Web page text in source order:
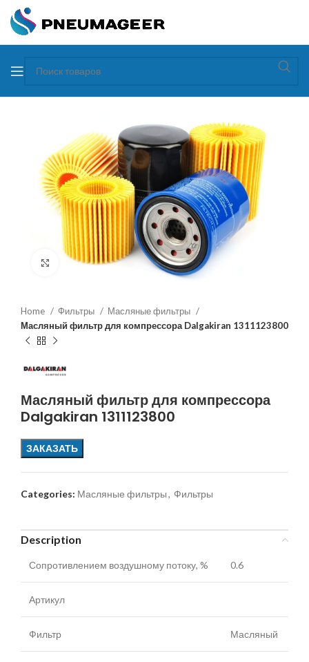
Увеличить
Home Фильтры
Масляные фильтры
Масляный фильтр для компрессора Dalgakiran 1311123800
Масляный фильтр для компрессора
Dalgakiran 1311123800
ЗАКАЗАТЬ
Categories: Масляные фильтры, Фильтры
Description
Сопротивлением воздушному потоку, % 0.6
Артикул
Фильтр Масляный